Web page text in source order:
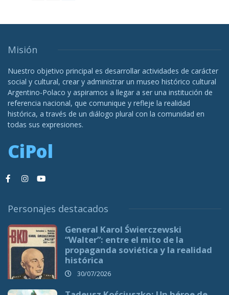
Misión
Nuestro objetivo principal es desarrollar actividades de carácter
social y cultural, crear y administrar un museo histórico cultural
Argentino-Polaco y aspiramos a llegar a ser una institución de
referencia nacional, que comunique y refleje la realidad
histórica, a través de un diálogo plural con la comunidad en
todas sus expresiones.
CiPol
Personajes destacados
General Karol Świerczewski
“Walter”: entre el mito de la
propaganda soviética y la realidad
histórica
30/07/2026